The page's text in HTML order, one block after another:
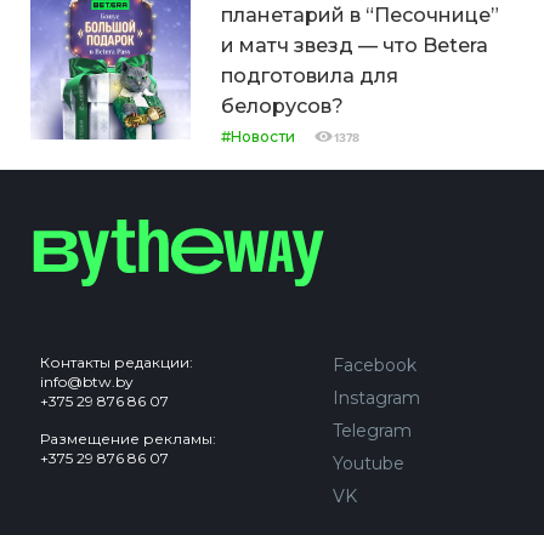
планетарий в “Песочнице”
и матч звезд — что Betera
подготовила для
белорусов?
#Новости 1378
Контакты редакции:
info@btw.by
+375 29 876 86 07
Размещение рекламы:
+375 29 876 86 07
Facebook
Instagram
Telegram
Youtube
VK